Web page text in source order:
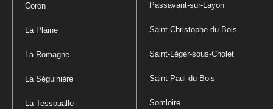
Coron
La Plaine
La Romagne
La Séguinière
La Tessoualle
Passavant-sur-Layon
Saint-Christophe-du-Bois
Saint-Léger-sous-Cholet
Saint-Paul-du-Bois
Somloire